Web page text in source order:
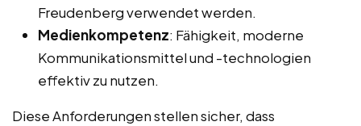
Freudenberg verwendet werden.
Medienkompetenz: Fähigkeit, moderne
Kommunikationsmittel und -technologien
effektiv zu nutzen.
Diese Anforderungen stellen sicher, dass